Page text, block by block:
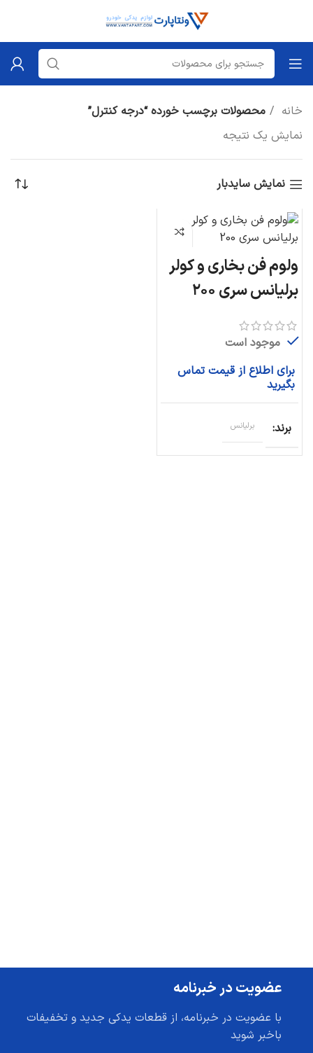
خانه
محصولات برچسب خورده “درجه کنترل”
نمایش یک نتیجه
نمایش سایدبار
ولوم فن بخاری و کولر
برلیانس سری ۲۰۰
موجود است
برای اطلاع از قیمت تماس
بگیرید
برند برلیانس
عضویت در خبرنامه
با عضویت در خبرنامه، از قطعات یدکی جدید و تخفیفات
باخبر شوید